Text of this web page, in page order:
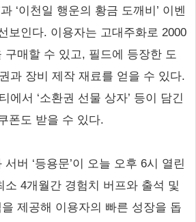
‘이천일 행운의 황금 도깨비’ 이벤
보인다. 이용자는 고대주화로 2000
구매할 수 있고, 필드에 등장한 도
과 장비 제작 재료를 얻을 수 있다.
에서 ‘소환권 선물 상자’ 등이 담긴
폰도 받을 수 있다.
버 ‘등용문’이 오늘 오후 6시 열린
소 4개월간 경험치 버프와 출석 및
제공해 이용자의 빠른 성장을 돕